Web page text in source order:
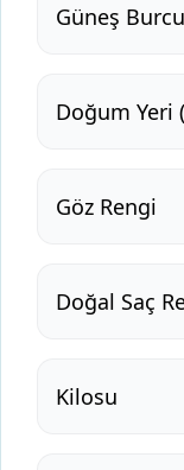
Güneş Burcu
Doğum Yeri
Göz Rengi
Doğal Saç
Kilosu